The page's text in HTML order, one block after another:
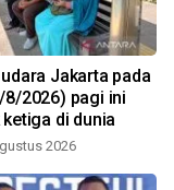
Jakarta pada
8/2026) pagi ini
di dunia
2026